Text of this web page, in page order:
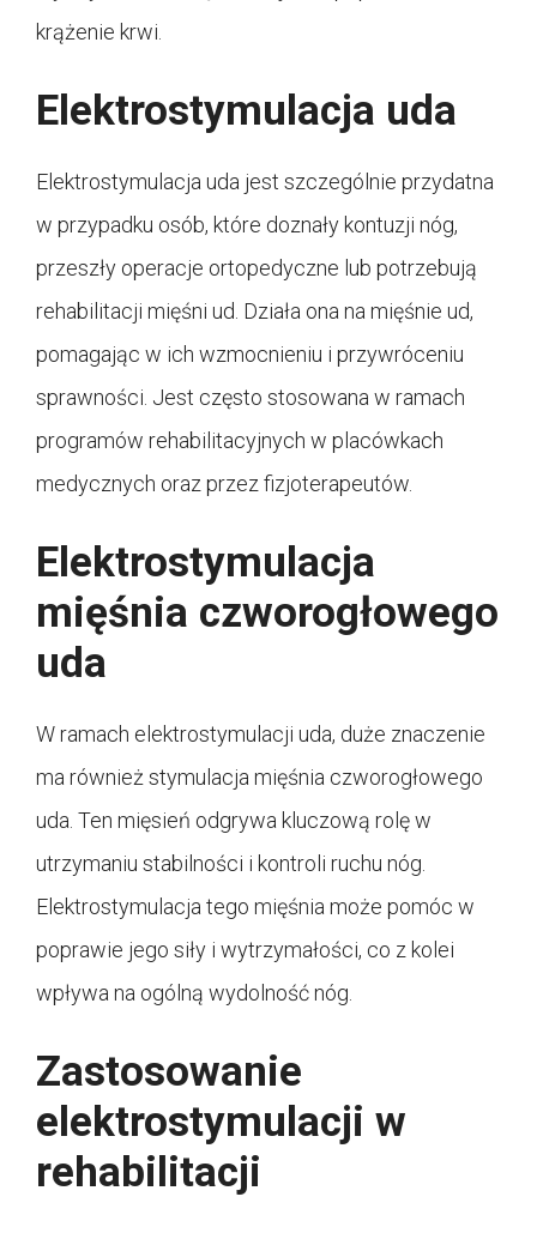
krążenie krwi.
Elektrostymulacja uda
Elektrostymulacja uda jest szczególnie przydatna
w przypadku osób, które doznały kontuzji nóg,
przeszły operacje ortopedyczne lub potrzebują
rehabilitacji mięśni ud. Działa ona na mięśnie ud,
pomagając w ich wzmocnieniu i przywróceniu
sprawności. Jest często stosowana w ramach
programów rehabilitacyjnych w placówkach
medycznych oraz przez fizjoterapeutów.
Elektrostymulacja
mięśnia czworogłowego
uda
W ramach elektrostymulacji uda, duże znaczenie
ma również stymulacja mięśnia czworogłowego
uda. Ten mięsień odgrywa kluczową rolę w
utrzymaniu stabilności i kontroli ruchu nóg.
Elektrostymulacja tego mięśnia może pomóc w
poprawie jego siły i wytrzymałości, co z kolei
wpływa na ogólną wydolność nóg.
Zastosowanie
elektrostymulacji w
rehabilitacji